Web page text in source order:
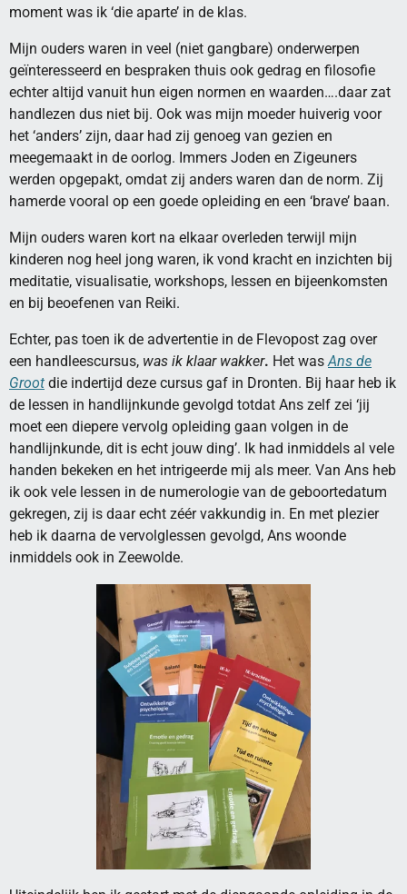
moment was ik ‘die aparte’ in de klas.
Mijn ouders waren in veel (niet gangbare) onderwerpen
geïnteresseerd en bespraken thuis ook gedrag en filosofie
echter altijd vanuit hun eigen normen en waarden….daar zat
handlezen dus niet bij. Ook was mijn moeder huiverig voor
het ‘anders’ zijn, daar had zij genoeg van gezien en
meegemaakt in de oorlog. Immers Joden en Zigeuners
werden opgepakt, omdat zij anders waren dan de norm. Zij
hamerde vooral op een goede opleiding en een ‘brave’ baan.
Mijn ouders waren kort na elkaar overleden terwijl mijn
kinderen nog heel jong waren, ik vond kracht en inzichten bij
meditatie, visualisatie, workshops, lessen en bijeenkomsten
en bij beoefenen van Reiki.
Echter, pas toen ik de advertentie in de Flevopost zag over
een handleescursus, was ik klaar wakker. Het wasAns de
Groot die indertijd deze cursus gaf in Dronten. Bij haar heb ik
de lessen in handlijnkunde gevolgd totdat Ans zelf zei ‘jij
moet een diepere vervolg opleiding gaan volgen in de
handlijnkunde, dit is echt jouw ding’. Ik had inmiddels al vele
handen bekeken en het intrigeerde mij als meer. Van Ans heb
ik ook vele lessen in de numerologie van de geboortedatum
gekregen, zij is daar echt zéér vakkundig in. En met plezier
heb ik daarna de vervolglessen gevolgd, Ans woonde
inmiddels ook in Zeewolde.